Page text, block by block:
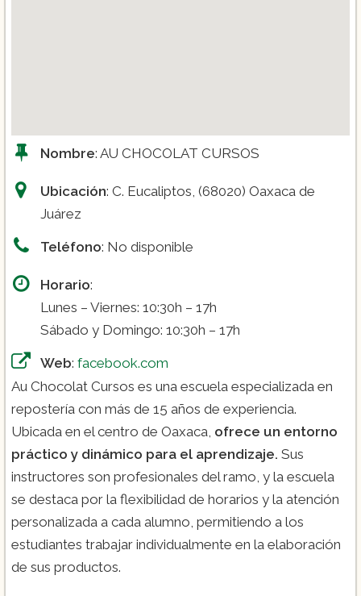
Nombre: AU CHOCOLAT CURSOS
Ubicación: C. Eucaliptos, (68020) Oaxaca de
Juárez
Teléfono: No disponible
Horario:
Lunes – Viernes: 10:30h – 17h
Sábado y Domingo: 10:30h – 17h
Web: facebook.com
Au Chocolat Cursos es una escuela especializada en
repostería con más de 15 años de experiencia.
Ubicada en el centro de Oaxaca, ofrece un entorno
práctico y dinámico para el aprendizaje. Sus
instructores son profesionales del ramo, y la escuela
se destaca por la flexibilidad de horarios y la atención
personalizada a cada alumno, permitiendo a los
estudiantes trabajar individualmente en la elaboración
de sus productos.